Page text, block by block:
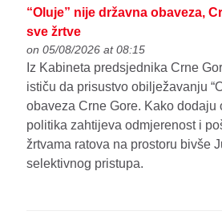
“Oluje” nije državna obaveza,
sve žrtve
on 05/08/2026 at 08:15
Iz Kabineta predsjednika Crne
ističu da prisustvo obilježavanju
obaveza Crne Gore. Kako dodaju
politika zahtijeva odmjerenost i
žrtvama ratova na prostoru bivše
selektivnog pristupa.